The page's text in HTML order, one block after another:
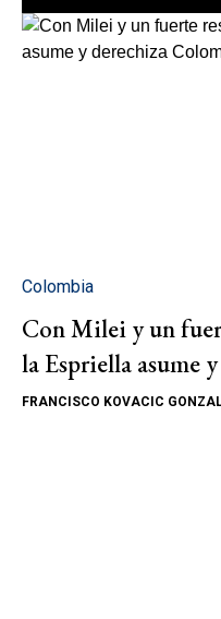
Colombia
Con Milei y un
la Espriella asume
FRANCISCO KOVACIC